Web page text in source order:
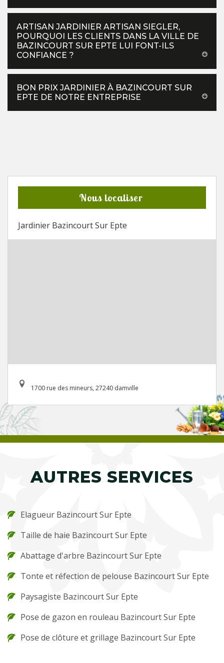
ARTISAN JARDINIER ARTISAN SIEGLER,
POURQUOI LES CLIENTS DANS LA VILLE DE
BAZINCOURT SUR EPTE LUI FONT-ILS
CONFIANCE ?
BON PRIX JARDINIER À BAZINCOURT SUR
EPTE DE NOTRE ENTREPRISE
Nous localiser
Jardinier Bazincourt Sur Epte
1700 rue des mineurs, 27240 damville
AUTRES SERVICES
Elagueur Bazincourt Sur Epte
Taille de haie Bazincourt Sur Epte
Abattage d'arbre Bazincourt Sur Epte
Tonte et réfection de pelouse Bazincourt Sur Epte
Paysagiste Bazincourt Sur Epte
Pose de gazon en rouleau Bazincourt Sur Epte
Pose de clôture et grillage Bazincourt Sur Epte